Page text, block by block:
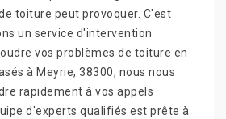
toiture peut provoquer. C'est
un service d'intervention
vos problèmes de toiture en
à Meyrie, 38300, nous nous
rapidement à vos appels
d'experts qualifiés est prête à